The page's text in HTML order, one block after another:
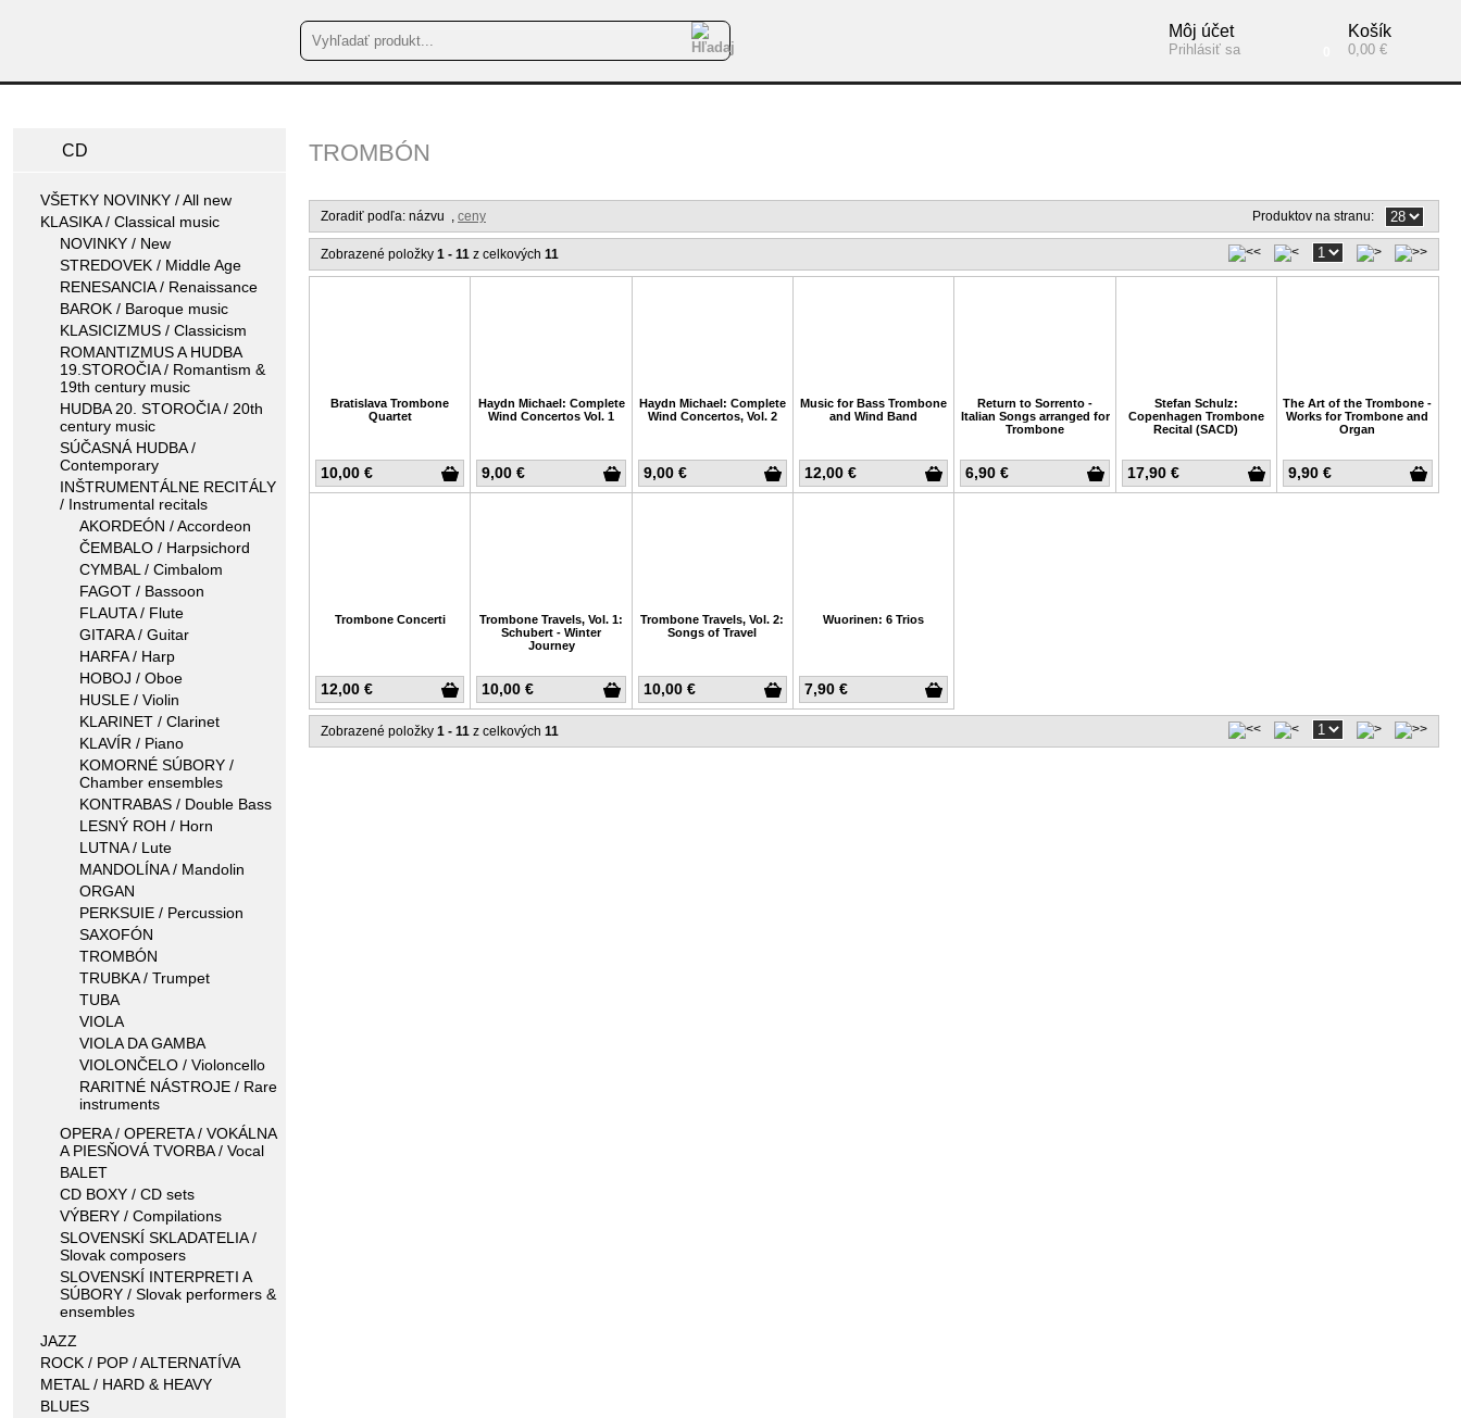
Košík
0,00 €
Môj účet
Prihlásiť sa
CD
VŠETKY NOVINKY / All new
KLASIKA / Classical music
NOVINKY / New
STREDOVEK / Middle Age
RENESANCIA / Renaissance
BAROK / Baroque music
KLASICIZMUS / Classicism
ROMANTIZMUS A HUDBA
19.STOROČIA / Romantism &
19th century music
HUDBA 20. STOROČIA / 20th
century music
SÚČASNÁ HUDBA /
Contemporary
INŠTRUMENTÁLNE RECITÁLY
/ Instrumental recitals
AKORDEÓN / Accordeon
ČEMBALO / Harpsichord
CYMBAL / Cimbalom
FAGOT / Bassoon
FLAUTA / Flute
GITARA / Guitar
HARFA / Harp
HOBOJ / Oboe
HUSLE / Violin
KLARINET / Clarinet
KLAVÍR / Piano
KOMORNÉ SÚBORY /
Chamber ensembles
KONTRABAS / Double Bass
LESNÝ ROH / Horn
LUTNA / Lute
MANDOLÍNA / Mandolin
ORGAN
PERKSUIE / Percussion
SAXOFÓN
TROMBÓN
TRUBKA / Trumpet
TUBA
VIOLA
VIOLA DA GAMBA
VIOLONČELO / Violoncello
RARITNÉ NÁSTROJE / Rare
instruments
OPERA / OPERETA / VOKÁLNA
A PIESŇOVÁ TVORBA / Vocal
BALET
CD BOXY / CD sets
VÝBERY / Compilations
SLOVENSKÍ SKLADATELIA /
Slovak composers
SLOVENSKÍ INTERPRETI A
SÚBORY / Slovak performers &
ensembles
JAZZ
ROCK / POP / ALTERNATÍVA
METAL / HARD & HEAVY
BLUES
TROMBÓN
Zoradiť podľa: názvu , ceny Produktov na stranu:
Zobrazené položky 1 - 11 z celkových 11
10,00 €
Bratislava Trombone
Quartet
9,00 €
Haydn Michael: Complete
Wind Concertos Vol. 1
9,00 €
Haydn Michael: Complete
Wind Concertos, Vol. 2
12,00 €
Music for Bass Trombone
and Wind Band
6,90 €
Return to Sorrento -
Italian Songs arranged for
Trombone
17,90 €
Stefan Schulz:
Copenhagen Trombone
Recital (SACD)
9,90 €
The Art of the Trombone -
Works for Trombone and
Organ
12,00 €
Trombone Concerti
10,00 €
Trombone Travels, Vol. 1:
Schubert - Winter
Journey
10,00 €
Trombone Travels, Vol. 2:
Songs of Travel
7,90 €
Wuorinen: 6 Trios
Zobrazené položky 1 - 11 z celkových 11